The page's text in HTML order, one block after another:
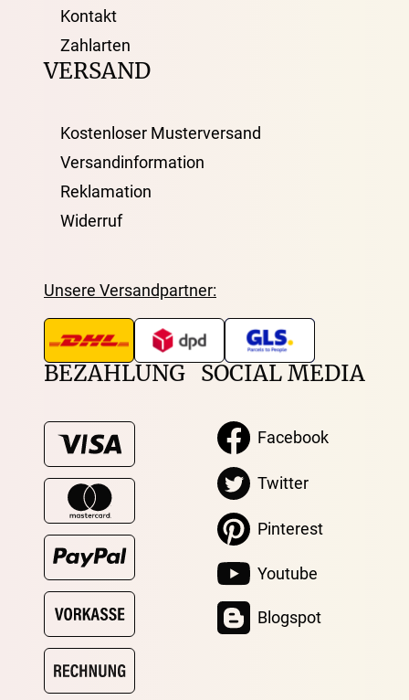
Kontakt
Zahlarten
VERSAND
Kostenloser Musterversand
Versandinformation
Reklamation
Widerruf
Unsere Versandpartner:
BEZAHLUNG SOCIAL MEDIA
Facebook
Twitter
Pinterest
Youtube
Blogspot